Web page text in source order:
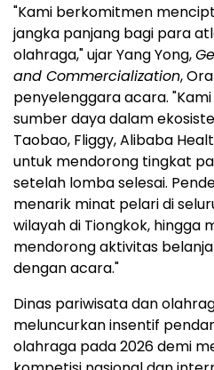
"Kami berkomitmen
jangka panjang bagi para
olahraga," ujar Yang Yong,
and Commercialization,
penyelenggara acara.
sumber daya dalam
Taobao, Fliggy, Alibaba
untuk mendorong tingkat
setelah lomba selesai.
menarik minat pelari di
wilayah di Tiongkok, hingga
mendorong aktivitas
dengan acara."
Dinas pariwisata dan
meluncurkan insentif
olahraga pada 2026 demi